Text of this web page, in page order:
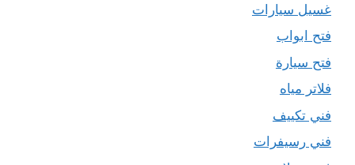
غسيل سيارات
فتح ابواب
فتح سيارة
فلاتر مياه
فني تكييف
فني رسيفرات